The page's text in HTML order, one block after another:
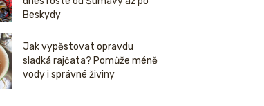
Beskydy
Jak vypěstovat opravdu
sladká rajčata? Pomůže méně
vody i správné živiny